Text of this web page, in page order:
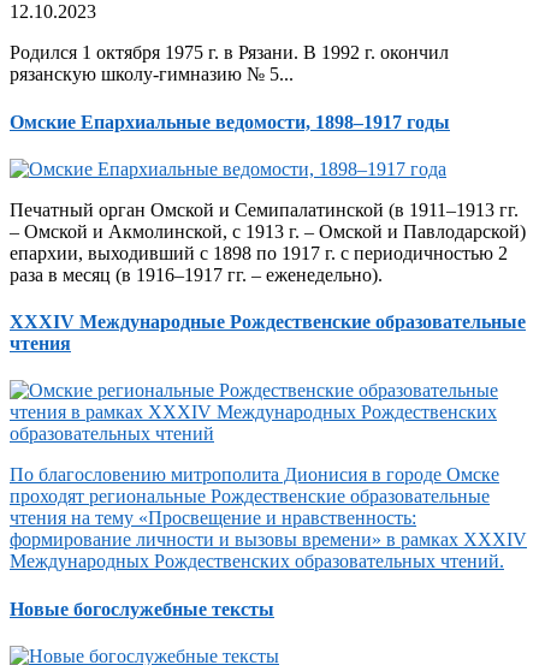
12.10.2023
Родился 1 октября 1975 г. в Рязани. В 1992 г. окончил
рязанскую школу-гимназию № 5...
Омские Епархиальные ведомости, 1898–1917 годы
Печатный орган Омской и Семипалатинской (в 1911–1913 гг.
– Омской и Акмолинской, с 1913 г. – Омской и Павлодарской)
епархии, выходивший с 1898 по 1917 г. с периодичностью 2
раза в месяц (в 1916–1917 гг. – еженедельно).
XXXIV Международные Рождественские образовательные
чтения
По благословению митрополита Дионисия в городе Омске
проходят региональные Рождественские образовательные
чтения на тему «Просвещение и нравственность:
формирование личности и вызовы времени» в рамках XXXIV
Международных Рождественских образовательных чтений.
Новые богослужебные тексты